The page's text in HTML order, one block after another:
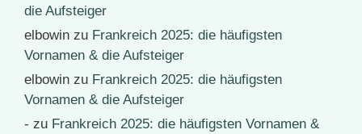
die Aufsteiger
elbowin zu Frankreich 2025: die häufigsten
Vornamen & die Aufsteiger
elbowin zu Frankreich 2025: die häufigsten
Vornamen & die Aufsteiger
- zu Frankreich 2025: die häufigsten Vornamen &